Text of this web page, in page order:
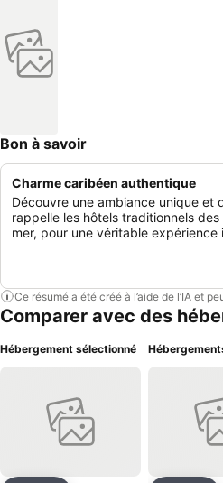
Bon à savoir
Charme caribéen authentique
Découvre une ambiance unique et
rappelle les hôtels traditionnels
mer, pour une véritable expérience
Ce résumé a été créé à l’aide de l’IA et
Comparer avec des
Hébergement sélectionné